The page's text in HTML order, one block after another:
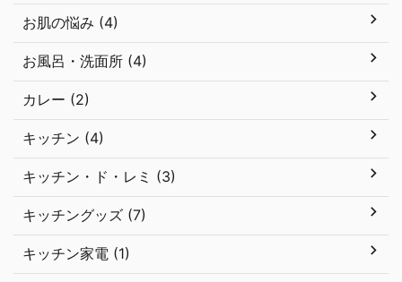
お肌の悩み (4)
お風呂・洗面所 (4)
カレー (2)
キッチン (4)
キッチン・ド・レミ (3)
キッチングッズ (7)
キッチン家電 (1)